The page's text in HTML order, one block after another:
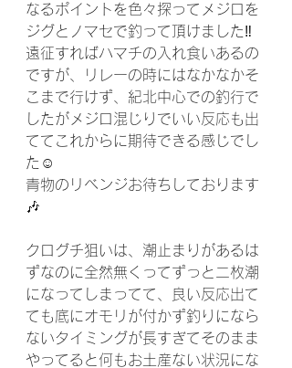
なるポイントを色々探ってメジロを
ジグとノマセで釣って頂けました‼️
遠征すればハマチの入れ食いあるの
ですが、リレーの時にはなかなかそ
こまで行けず、紀北中心での釣行で
したがメジロ混じりでいい反応も出
ててこれからに期待できる感じでし
た☺️
青物のリベンジお待ちしております
🎶
クログチ狙いは、潮止まりがあるは
ずなのに全然無くってずっと二枚潮
になってしまってて、良い反応出て
ても底にオモリが付かず釣りになら
ないタイミングが長すぎてそのまま
やってると何もお土産ない状況にな